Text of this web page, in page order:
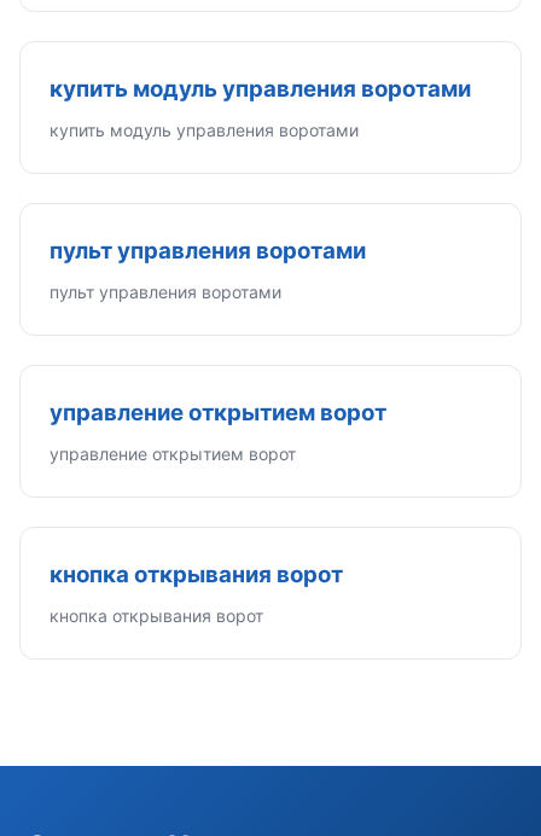
купить модуль управления воротами
купить модуль управления воротами
пульт управления воротами
пульт управления воротами
управление открытием ворот
управление открытием ворот
кнопка открывания ворот
кнопка открывания ворот